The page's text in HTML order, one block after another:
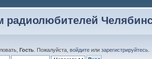
радиолюбителей
Гость . Пожалуйста, войдите или зарегистрируйтесь